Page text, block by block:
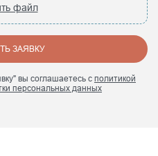
файл
ЗАЯВКУ
вы соглашаетесь с политикой
персональных данных